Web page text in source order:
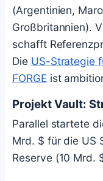
(Argentinien,
Großbritannien).
schafft
Die US-Strategie
FORGE ist
Projekt Vault:
Parallel startete
Mrd. $ für die US
Reserve (10 Mrd.